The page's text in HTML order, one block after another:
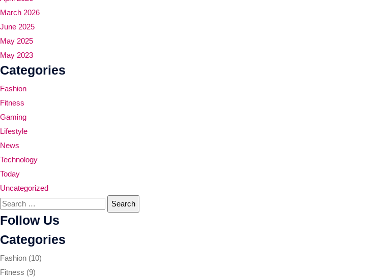
March 2026
June 2025
May 2025
May 2023
Categories
Fashion
Fitness
Gaming
Lifestyle
News
Technology
Today
Uncategorized
Follow Us
Categories
Fashion (10)
Fitness (9)